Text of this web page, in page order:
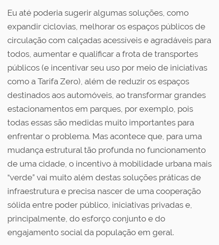
Eu até poderia sugerir algumas soluções, como
expandir ciclovias, melhorar os espaços públicos de
circulação com calçadas acessíveis e agradáveis para
todos, aumentar e qualificar a frota de transportes
públicos (e incentivar seu uso por meio de iniciativas
como a Tarifa Zero), além de reduzir os espaços
destinados aos automóveis, ao transformar grandes
estacionamentos em parques, por exemplo, pois
todas essas são medidas muito importantes para
enfrentar o problema. Mas acontece que, para uma
mudança estrutural tão profunda no funcionamento
de uma cidade, o incentivo à mobilidade urbana mais
“verde” vai muito além destas soluções práticas de
infraestrutura e precisa nascer de uma cooperação
sólida entre poder público, iniciativas privadas e,
principalmente, do esforço conjunto e do
engajamento social da população em geral.